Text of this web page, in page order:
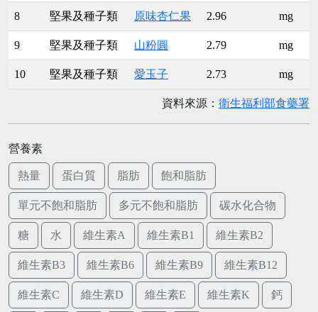
8 堅果及種子類 原味杏仁果 2.96 mg
9 堅果及種子類 山粉圓 2.79 mg
10 堅果及種子類 愛玉子 2.73 mg
資料來源： 衛生福利部食藥署
營養素
熱量 蛋白質 脂肪 飽和脂肪
單元不飽和脂肪 多元不飽和脂肪 碳水化合物
糖 水 維生素A 維生素B1 維生素B2
維生素B3 維生素B6 維生素B9 維生素B12
維生素C 維生素D 維生素E 維生素K 鈣